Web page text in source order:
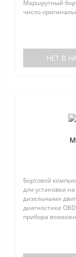
Маршрутный
число
НЕТ В
Бортовой
для установки
дизельными
диагностики
прибора